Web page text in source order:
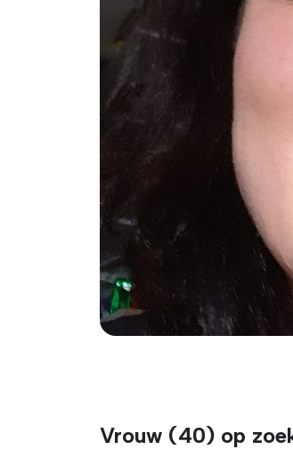
Vrouw (40) op